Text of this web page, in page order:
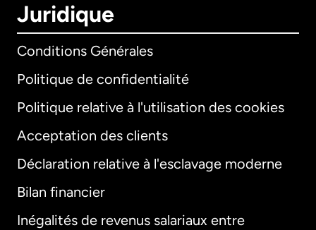
Juridique
Conditions Générales
Politique de confidentialité
Politique relative à l'utilisation des cookies
Acceptation des clients
Déclaration relative à l'esclavage moderne
Bilan financier
Inégalités de revenus salariaux entre
International